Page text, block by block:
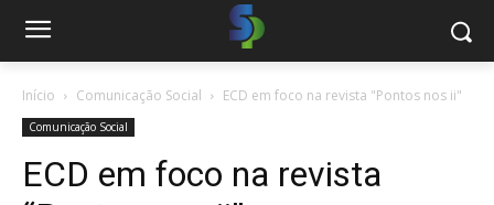
Início Comunicação Social ECD em foco na revista "Pontos nos ii"
Comunicação Social
ECD em foco na revista